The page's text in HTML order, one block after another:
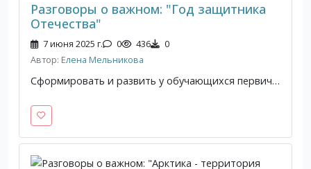
Разговоры о важном: "Год защитника
Отечества"
7 июня 2025 г. 0 436 0
Автор: Елена Мельникова
Сформировать и развить у обучающихся первичные представления о роли защитников Отечества в сохранении независимости и единства страны.